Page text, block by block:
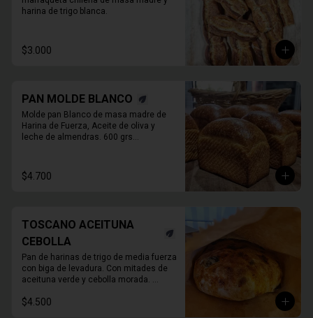
harina de trigo blanca.
$3.000
PAN MOLDE BLANCO
Molde pan Blanco de masa madre de
Harina de Fuerza, Aceite de oliva y
leche de almendras. 600 grs
$4.700
TOSCANO ACEITUNA
CEBOLLA
Pan de harinas de trigo de media fuerza
con biga de levadura. Con mitades de
aceituna verde y cebolla morada.
$4.500